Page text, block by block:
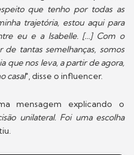
que tenho por todas as
trajetória, estou aqui para
eu e a Isabelle. [...] Com o
tantas semelhanças, somos
que nos leva, a partir de agora,
casal", disse o influencer.
mensagem explicando o
unilateral. Foi uma escolha